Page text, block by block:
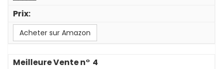
Acheter sur Amazon
4